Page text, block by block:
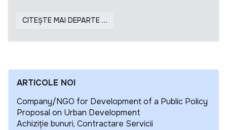
CITEȘTE MAI DEPARTE …
ARTICOLE NOI
Company/NGO for Development of a Public Policy
Proposal on Urban Development
Detalii
Achiziție bunuri, Contractare Servicii